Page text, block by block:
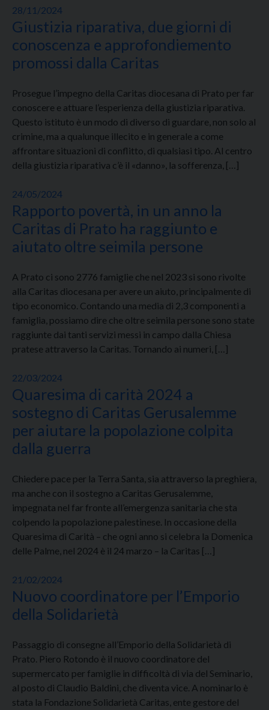
28/11/2024
Giustizia riparativa, due giorni di
conoscenza e approfondiemento
promossi dalla Caritas
Prosegue l’impegno della Caritas diocesana di Prato per far
conoscere e attuare l’esperienza della giustizia riparativa.
Questo istituto è un modo di diverso di guardare, non solo al
crimine, ma a qualunque illecito e in generale a come
affrontare situazioni di conflitto, di qualsiasi tipo. Al centro
della giustizia riparativa c’è il «danno», la sofferenza, […]
24/05/2024
Rapporto povertà, in un anno la
Caritas di Prato ha raggiunto e
aiutato oltre seimila persone
A Prato ci sono 2776 famiglie che nel 2023 si sono rivolte
alla Caritas diocesana per avere un aiuto, principalmente di
tipo economico. Contando una media di 2,3 componenti a
famiglia, possiamo dire che oltre seimila persone sono state
raggiunte dai tanti servizi messi in campo dalla Chiesa
pratese attraverso la Caritas. Tornando ai numeri, […]
22/03/2024
Quaresima di carità 2024 a
sostegno di Caritas Gerusalemme
per aiutare la popolazione colpita
dalla guerra
Chiedere pace per la Terra Santa, sia attraverso la preghiera,
ma anche con il sostegno a Caritas Gerusalemme,
impegnata nel far fronte all’emergenza sanitaria che sta
colpendo la popolazione palestinese. In occasione della
Quaresima di Carità – che ogni anno si celebra la Domenica
delle Palme, nel 2024 è il 24 marzo – la Caritas […]
21/02/2024
Nuovo coordinatore per l’Emporio
della Solidarietà
Passaggio di consegne all’Emporio della Solidarietà di
Prato. Piero Rotondo è il nuovo coordinatore del
supermercato per famiglie in difficoltà di via del Seminario,
al posto di Claudio Baldini, che diventa vice. A nominarlo è
stata la Fondazione Solidarietà Caritas, ente gestore del